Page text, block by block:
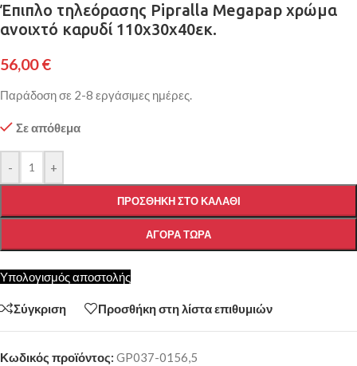
Έπιπλο τηλεόρασης Pipralla Megapap χρώμα
ανοιχτό καρυδί 110x30x40εκ.
56,00€
Παράδοση σε 2-8 εργάσιμες ημέρες.
Σε απόθεμα
- +
ΠΡΟΣΘΉΚΗ ΣΤΟ ΚΑΛΆΘΙ
ΑΓΟΡΆ ΤΏΡΑ
Υπολογισμός αποστολής
Σύγκριση Προσθήκη στη λίστα επιθυμιών
Κωδικός προϊόντος: GP037-0156,5